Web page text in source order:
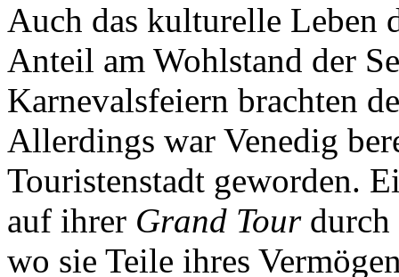
Auch das kulturelle Leben
Anteil am Wohlstand der
Karnevalsfeiern brachten
Allerdings war Venedig
Touristenstadt geworden.
auf ihrer Grand Tourdurch
wo sie Teile ihres